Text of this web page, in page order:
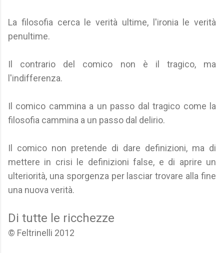
La filosofia cerca le verità ultime, l'ironia le verità
penultime.
Il contrario del comico non è il tragico, ma
l'indifferenza.
Il comico cammina a un passo dal tragico come la
filosofia cammina a un passo dal delirio.
Il comico non pretende di dare definizioni, ma di
mettere in crisi le definizioni false, e di aprire un
ulteriorità, una sporgenza per lasciar trovare alla fine
una nuova verità.
Di tutte le ricchezze
© Feltrinelli 2012